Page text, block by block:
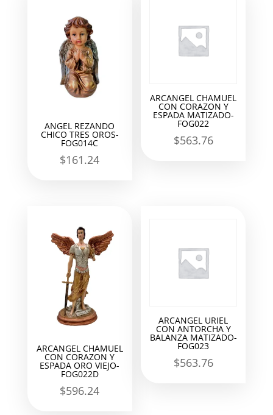
ANGEL REZANDO
CHICO TRES OROS-
FOG014C
$161.24
ARCANGEL CHAMUEL
CON CORAZON Y
ESPADA MATIZADO-
FOG022
$563.76
ARCANGEL CHAMUEL
CON CORAZON Y
ESPADA ORO VIEJO-
FOG022D
$596.24
ARCANGEL URIEL
CON ANTORCHA Y
BALANZA MATIZADO-
FOG023
$563.76